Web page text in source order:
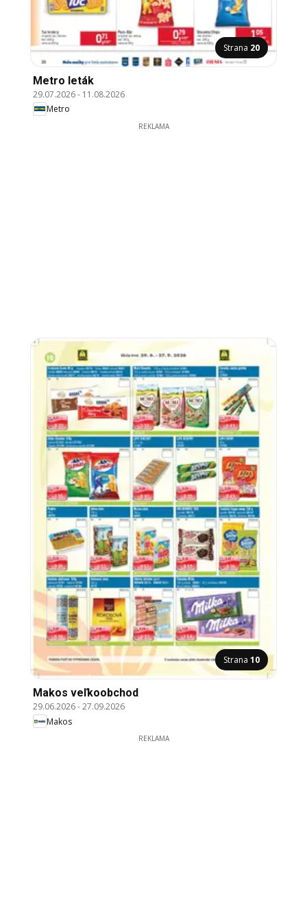
Strana 20
Metro leták
29.07.2026- 11.08.2026
Metro
REKLAMA
Strana 10
Makos veľkoobchod
29.06.2026-27.09.2026
Makos
REKLAMA